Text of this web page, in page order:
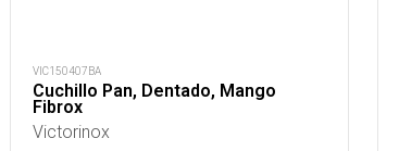
VIC150407BA
Cuchillo Pan, Dentado, Mango
Fibrox
Victorinox